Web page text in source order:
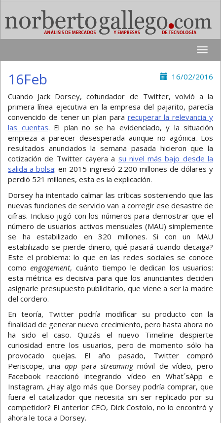
Toggle
16/02/2016
16Feb
Cuando Jack Dorsey, cofundador de Twitter, volvió a la
primera línea ejecutiva en la empresa del pajarito, parecía
convencido de tener un plan para recuperar la relevancia y
las cuentas. El plan no se ha evidenciado, y la situación
empieza a parecer desesperada aunque no agónica. Los
resultados anunciados la semana pasada hicieron que la
cotización de Twitter cayera a su nivel más bajo desde la
salida a bolsa: en 2015 ingresó 2.200 millones de dólares y
perdió 521 millones, esta es la explicación.
Dorsey ha intentado calmar las críticas sosteniendo que las
nuevas funciones de servicio van a corregir ese desastre de
cifras. Incluso jugó con los números para demostrar que el
número de usuarios activos mensuales (MAU) simplemente
se ha estabilizado en 320 millones. Si con un MAU
estabilizado se pierde dinero, qué pasará cuando decaiga?
Este el problema: lo que en las redes sociales se conoce
comoengagement, cuánto tiempo le dedican los usuarios:
esta métrica es decisiva para que los anunciantes deciden
asignarle presupuesto publicitario, que viene a ser la madre
del cordero.
En teoría, Twitter podría modificar su producto con la
finalidad de generar nuevo crecimiento, pero hasta ahora no
ha sido el caso. Quizás el nuevo Timeline despierte
curiosidad entre los usuarios, pero de momento sólo ha
provocado quejas. El año pasado, Twitter compró
Periscope, una app para streamingmóvil de vídeo, pero
Facebook reaccionó integrando vídeo en What´sApp e
Instagram. ¿Hay algo más que Dorsey podría comprar, que
fuera el catalizador que necesita sin ser replicado por su
competidor? El anterior CEO, Dick Costolo, no lo encontró y
ahora le toca a Dorsey.